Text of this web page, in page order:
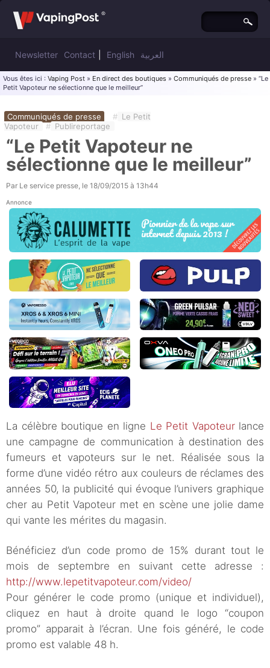
Newsletter Contact English العربية
Vous êtes ici : Vaping Post » En direct des boutiques » Communiqués de presse » “Le
Petit Vapoteur ne sélectionne que le meilleur”
Communiqués de presse # Le Petit
Vapoteur
# Publireportage
“Le Petit Vapoteur ne
sélectionne que le meilleur”
Par Le service presse, le 18/09/2015 à 13h44
Annonce
La célèbre boutique en ligne Le Petit Vapoteurlance
une campagne de communication à destination des
fumeurs et vapoteurs sur le net. Réalisée sous la
forme d’une vidéo rétro aux couleurs de réclames des
années 50, la publicité qui évoque l’univers graphique
cher au Petit Vapoteur met en scène une jolie dame
qui vante les mérites du magasin.
Bénéficiez d’un code promo de 15% durant tout le
mois de septembre en suivant cette adresse :
http://www.lepetitvapoteur.com/video/
Pour générer le code promo (unique et individuel),
cliquez en haut à droite quand le logo “coupon
promo” apparait à l’écran. Une fois généré, le code
promo est valable 48 h.